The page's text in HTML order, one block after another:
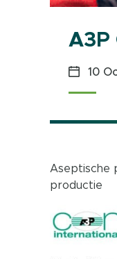
A3P
10
Aseptische
productie